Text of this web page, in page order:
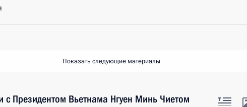
Показать следующие материалы
с Президентом Вьетнама Нгуен Минь Чиетом